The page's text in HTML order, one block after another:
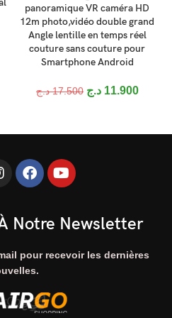
panoramique VR caméra HD
12m photo,vidéo double grand
Angle lentille en temps réel
couture sans couture pour
Smartphone Android
17.500 د.ج 11.900 د.ج
Notre Newsletter
pour recevoir les dernières